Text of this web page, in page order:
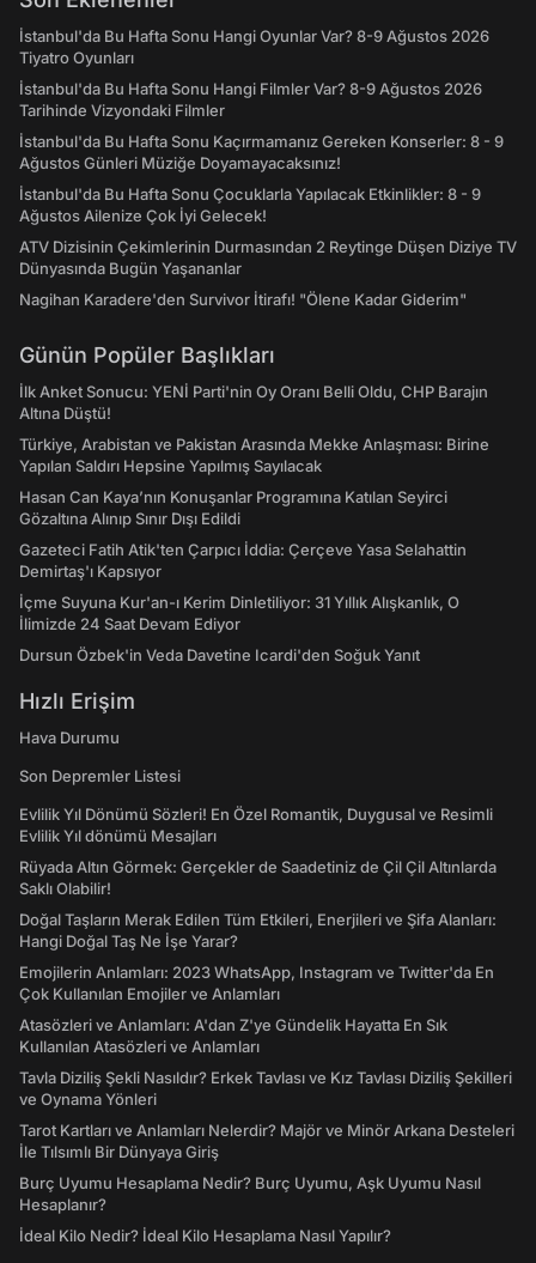
İstanbul'da Bu Hafta Sonu Hangi Oyunlar Var? 8-9 Ağustos 2026
Tiyatro Oyunları
İstanbul'da Bu Hafta Sonu Hangi Filmler Var? 8-9 Ağustos 2026
Tarihinde Vizyondaki Filmler
İstanbul'da Bu Hafta Sonu Kaçırmamanız Gereken Konserler: 8 - 9
Ağustos Günleri Müziğe Doyamayacaksınız!
İstanbul'da Bu Hafta Sonu Çocuklarla Yapılacak Etkinlikler: 8 - 9
Ağustos Ailenize Çok İyi Gelecek!
ATV Dizisinin Çekimlerinin Durmasından 2 Reytinge Düşen Diziye TV
Dünyasında Bugün Yaşananlar
Nagihan Karadere'den Survivor İtirafı! "Ölene Kadar Giderim"
Günün Popüler Başlıkları
İlk Anket Sonucu: YENİ Parti'nin Oy Oranı Belli Oldu, CHP Barajın
Altına Düştü!
Türkiye, Arabistan ve Pakistan Arasında Mekke Anlaşması: Birine
Yapılan Saldırı Hepsine Yapılmış Sayılacak
Hasan Can Kaya’nın Konuşanlar Programına Katılan Seyirci
Gözaltına Alınıp Sınır Dışı Edildi
Gazeteci Fatih Atik'ten Çarpıcı İddia: Çerçeve Yasa Selahattin
Demirtaş'ı Kapsıyor
İçme Suyuna Kur'an-ı Kerim Dinletiliyor: 31 Yıllık Alışkanlık, O
İlimizde 24 Saat Devam Ediyor
Dursun Özbek'in Veda Davetine Icardi'den Soğuk Yanıt
Hızlı Erişim
Hava Durumu
Son Depremler Listesi
Evlilik Yıl Dönümü Sözleri! En Özel Romantik, Duygusal ve Resimli
Evlilik Yıl dönümü Mesajları
Rüyada Altın Görmek: Gerçekler de Saadetiniz de Çil Çil Altınlarda
Saklı Olabilir!
Doğal Taşların Merak Edilen Tüm Etkileri, Enerjileri ve Şifa Alanları:
Hangi Doğal Taş Ne İşe Yarar?
Emojilerin Anlamları: 2023 WhatsApp, Instagram ve Twitter'da En
Çok Kullanılan Emojiler ve Anlamları
Atasözleri ve Anlamları: A'dan Z'ye Gündelik Hayatta En Sık
Kullanılan Atasözleri ve Anlamları
Tavla Diziliş Şekli Nasıldır? Erkek Tavlası ve Kız Tavlası Diziliş Şekilleri
ve Oynama Yönleri
Tarot Kartları ve Anlamları Nelerdir? Majör ve Minör Arkana Desteleri
İle Tılsımlı Bir Dünyaya Giriş
Burç Uyumu Hesaplama Nedir? Burç Uyumu, Aşk Uyumu Nasıl
Hesaplanır?
İdeal Kilo Nedir? İdeal Kilo Hesaplama Nasıl Yapılır?